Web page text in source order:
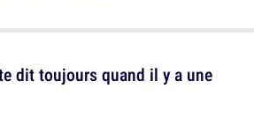
dit toujours quand il y a une